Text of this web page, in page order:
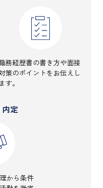
務経歴書の書き方や面接
策のポイントをお伝えし
ます。
内定
から条件